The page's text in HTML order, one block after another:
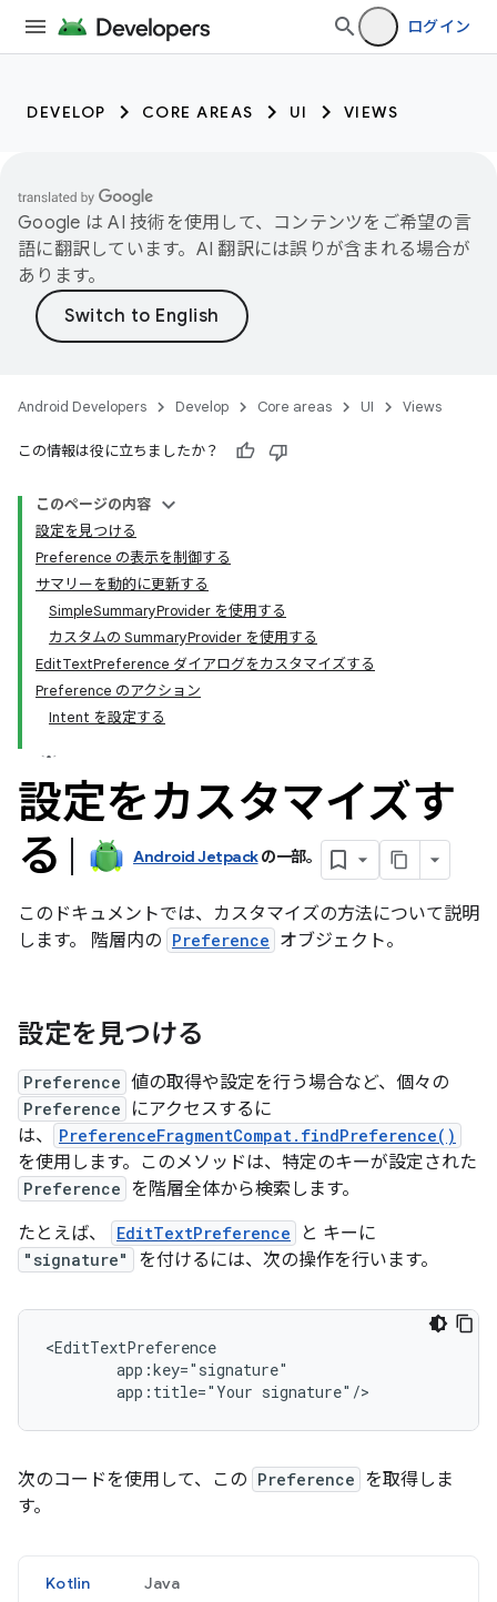
ログイン
DEVELOP CORE AREAS UI VIEWS
Google は AI 技術を使用して、コンテンツをご希望の言
語に翻訳しています。AI 翻訳には誤りが含まれる場合が
あります。
Android Developers Develop Core areas UI Views
この情報は役に立ちましたか？
このページの内容
設定を見つける
Preference の表示を制御する
サマリーを動的に更新する
SimpleSummaryProvider を使用する
カスタムの SummaryProvider を使用する
EditTextPreference ダイアログをカスタマイズする
Preference のアクション
Intent を設定する
設定をカスタマイズす
る
Android Jetpackの一部。
このドキュメントでは、カスタマイズの方法について説明
します。 階層内の Preference オブジェクト。
設定を見つける
Preference 値の取得や設定を行う場合など、個々の
Preference
にアクセスするに
は、
PreferenceFragmentCompat.findPreference()
を使用します。このメソッドは、特定のキーが設定された
Preference を階層全体から検索します。
たとえば、
EditTextPreference と キーに
"signature" を付けるには、次の操作を行います。
app:title="Your signature"/>
次のコードを使用して、この Preference を取得しま
す。
Kotlin Java